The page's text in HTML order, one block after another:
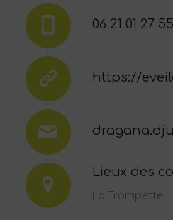
06 21 01 27 55
https://
Lieux des
La Trompette